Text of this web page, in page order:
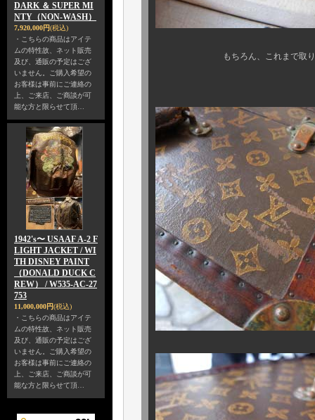
DARK ＆ SUPER MI
NTY（NON-WASH）
7,920,000円(税込)
・こちらの商品はアイテ
ムの特性故、ネット販売
及び、通販の予定はござ
いません。ご購入希望の
お客様は事前にご連絡の
上、ご来店、ご商談が可
能な方と限らせて頂…
1942's〜 USAAF A-2 F
LIGHT JACKET / WI
TH DISNEY PAINT
（DONALD DUCK C
REW） / W535-AC-27
753
11,000,000円(税込)
・こちらの商品はアイテ
ムの特性故、ネット販売
及び、通販の予定はござ
いません。ご購入希望の
お客様は事前にご連絡の
上、ご来店、ご商談が可
能な方と限らせて頂…
もちろん、これまで取り扱いの